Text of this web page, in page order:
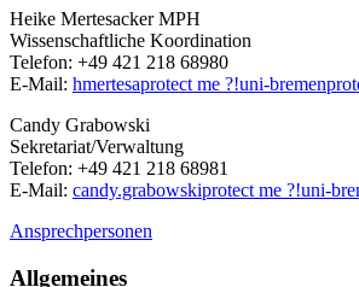
Heike Mertesacker MPH
Wissenschaftliche Koordination
Telefon: +49 421 218 68980
E-Mail: hmertesaprotect me ?!uni-bremen
Candy Grabowski
Sekretariat/Verwaltung
Telefon: +49 421 218 68981
E-Mail: candy.grabowskiprotect me ?!uni-
Ansprechpersonen
Allgemeines